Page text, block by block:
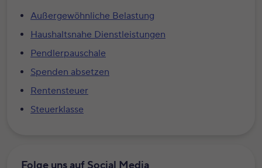
Außergewöhnliche Belastung
Haushaltsnahe Dienstleistungen
Pendlerpauschale
Spenden absetzen
Rentensteuer
Steuerklasse
Folge uns auf Social Media